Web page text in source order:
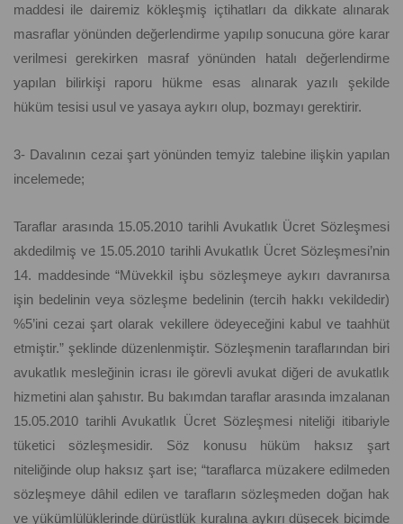
maddesi ile dairemiz kökleşmiş içtihatları da dikkate alınarak
masraflar yönünden değerlendirme yapılıp sonucuna göre karar
verilmesi gerekirken masraf yönünden hatalı değerlendirme
yapılan bilirkişi raporu hükme esas alınarak yazılı şekilde
hüküm tesisi usul ve yasaya aykırı olup, bozmayı gerektirir.
3- Davalının cezai şart yönünden temyiz talebine ilişkin yapılan
incelemede;
Taraflar arasında 15.05.2010 tarihli Avukatlık Ücret Sözleşmesi
akdedilmiş ve 15.05.2010 tarihli Avukatlık Ücret Sözleşmesi’nin
14. maddesinde “Müvekkil işbu sözleşmeye aykırı davranırsa
işin bedelinin veya sözleşme bedelinin (tercih hakkı vekildedir)
%5’ini cezai şart olarak vekillere ödeyeceğini kabul ve taahhüt
etmiştir.” şeklinde düzenlenmiştir. Sözleşmenin taraflarından biri
avukatlık mesleğinin icrası ile görevli avukat diğeri de avukatlık
hizmetini alan şahıstır. Bu bakımdan taraflar arasında imzalanan
15.05.2010 tarihli Avukatlık Ücret Sözleşmesi niteliği itibariyle
tüketici sözleşmesidir. Söz konusu hüküm haksız şart
niteliğinde olup haksız şart ise; “taraflarca müzakere edilmeden
sözleşmeye dâhil edilen ve tarafların sözleşmeden doğan hak
ve yükümlülüklerinde dürüstlük kuralına aykırı düşecek biçimde